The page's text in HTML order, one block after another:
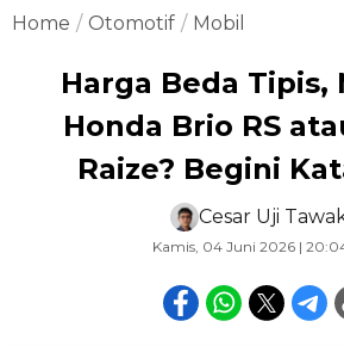
Home Otomotif Mobil
Harga Beda Tipis,
Honda Brio RS
Raize? Begini
Cesar Uji
Kamis, 04 Juni 2026 |